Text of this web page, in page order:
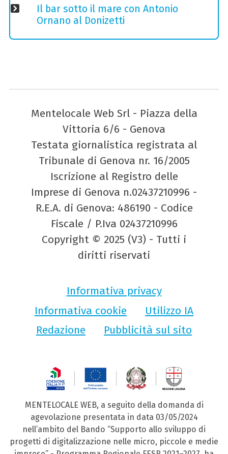
Il bar sotto il mare con Antonio
Ornano al Donizetti
Mentelocale Web Srl - Piazza della
Vittoria 6/6 - Genova
Testata giornalistica registrata al
Tribunale di Genova nr. 16/2005
Iscrizione al Registro delle
Imprese di Genova n.02437210996 -
R.E.A. di Genova: 486190 - Codice
Fiscale / P.Iva 02437210996
Copyright © 2025 (V3) - Tutti i
diritti riservati
Informativa privacy
Informativa cookie
Utilizzo IA
Redazione
Pubblicità sul sito
MENTELOCALE WEB, a seguito della domanda di
agevolazione presentata in data 03/05/2024
nell’ambito del Bando “Supporto allo sviluppo di
progetti di digitalizzazione nelle micro, piccole e medie